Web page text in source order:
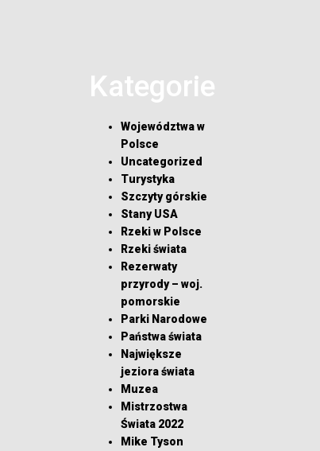
Kategorie
Województwa w
Polsce
Uncategorized
Turystyka
Szczyty górskie
Stany USA
Rzeki w Polsce
Rzeki świata
Rezerwaty
przyrody – woj.
pomorskie
Parki Narodowe
Państwa świata
Największe
jeziora świata
Muzea
Mistrzostwa
Świata 2022
Mike Tyson